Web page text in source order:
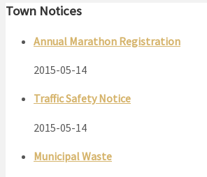
Town Notices
Annual Marathon Registration
2015-05-14
Traffic Safety Notice
2015-05-14
Municipal Waste